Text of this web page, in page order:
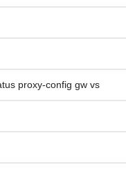
proxy-config gw vs